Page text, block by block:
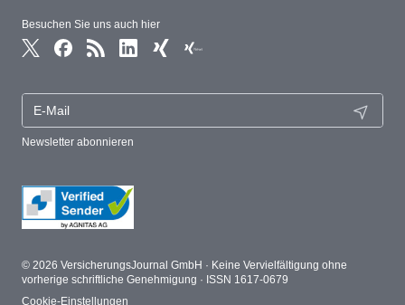
Besuchen Sie uns auch hier
Newsletter abonnieren
© 2026 VersicherungsJournal GmbH · Keine Vervielfältigung ohne
vorherige schriftliche Genehmigung · ISSN 1617-0679
Cookie-Einstellungen